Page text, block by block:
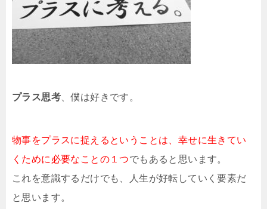
プラス思考 、僕は好きです。
物事をプラスに捉えるということは、幸せに生きてい
くために必要なことの１つでもあると思います。
これを意識するだけでも、人生が好転していく要素だ
と思います。